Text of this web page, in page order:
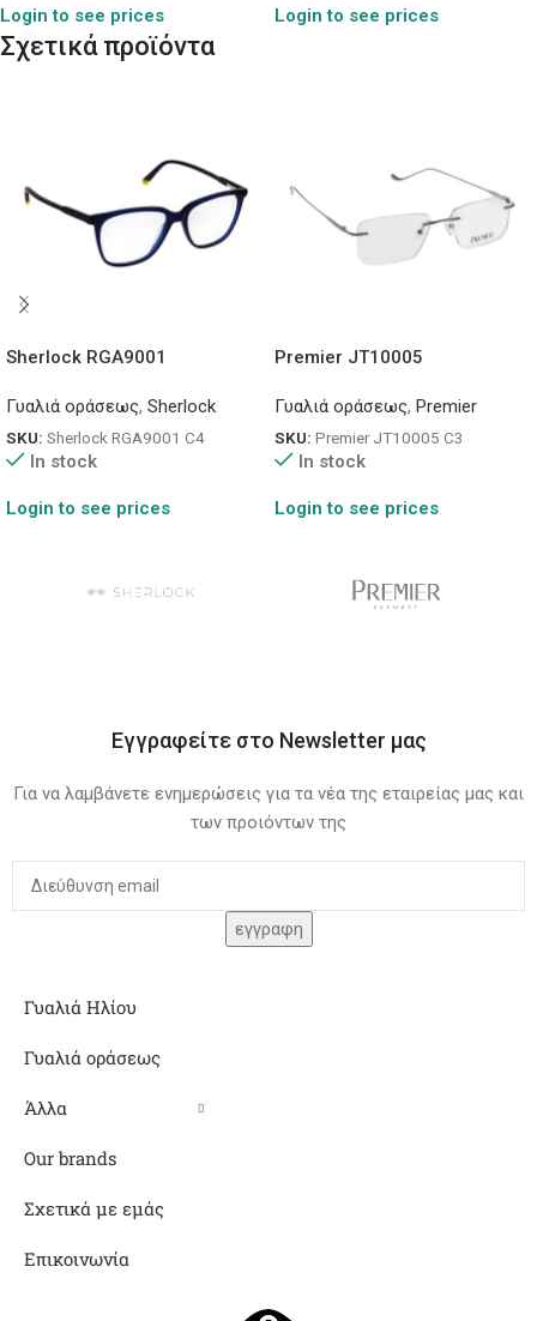
Login to see prices Login to see prices
Σχετικά προϊόντα
Sherlock RGA9001
Γυαλιά οράσεως, Sherlock
SKU: Sherlock RGA9001 C4
In stock
Login to see prices
Premier JT10005
Γυαλιά οράσεως, Premier
SKU: Premier JT10005 C3
In stock
Login to see prices
Εγγραφείτε στο Newsletter μας
Για να λαμβάνετε ενημερώσεις για τα νέα της εταιρείας μας και
των προιόντων της
Γυαλιά Ηλίου
Γυαλιά οράσεως
Άλλα
Our brands
Σχετικά με εμάς
Επικοινωνία